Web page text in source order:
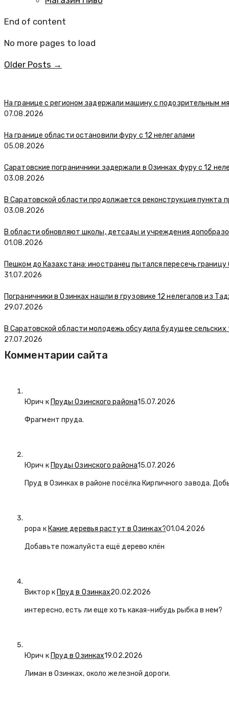
End of content
No more pages to load
Older Posts →
На границе с регионом задержали машину с подозрительным
07.08.2026
На границе области остановили фуру с 12 нелегалами
05.08.2026
Саратовские пограничники задержали в Озинках фуру с 12
03.08.2026
В Саратовской области продолжается реконструкция пункта
03.08.2026
В области обновляют школы, детсады и учреждения
01.08.2026
Пешком до Казахстана: иностранец пытался пересечь
31.07.2026
Пограничники в Озинках нашли в грузовике 12 нелегалов из
29.07.2026
В Саратовской области молодежь обсудила будущее сельских
27.07.2026
Комментарии сайта
Юрич к Пруды Озинского района15.07.2026
Фрагмент пруда.
Юрич к Пруды Озинского района15.07.2026
Пруд в Озинках в районе посёлка Кирпичного завода.
popa к Какие деревья растут в Озинках?01.04.2026
Добавьте пожалуйста ещё дерево клён
Виктор к Пруд в Озинках20.02.2026
интересно, есть ли еще хоть какая-нибудь рыбка в нем?
Юрич к Пруд в Озинках19.02.2026
Лиман в Озинках, около железной дороги.